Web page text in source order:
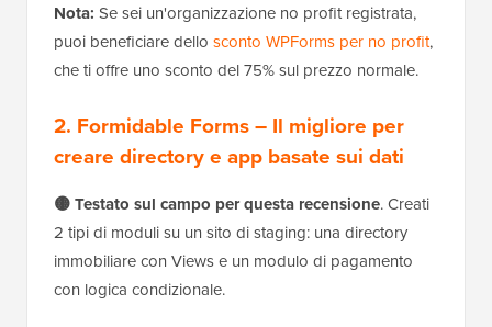
Nota: Se sei un'organizzazione no profit registrata,
puoi beneficiare dello sconto WPForms per no profit,
che ti offre uno sconto del 75% sul prezzo normale.
2. Formidable Forms – Il migliore per
creare directory e app basate sui dati
🟡 Testato sul campo per questa recensione. Creati
2 tipi di moduli su un sito di staging: una directory
immobiliare con Views e un modulo di pagamento
con logica condizionale.